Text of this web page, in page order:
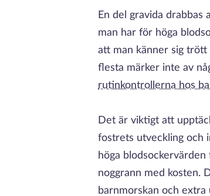
En del gravida drabbas
man har för höga
att man känner sig
flesta märker inte av
rutinkontrollerna hos
Det är viktigt att
fostrets utveckling och
höga
noggrann med kosten.
barnmorskan och extra